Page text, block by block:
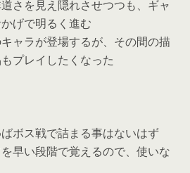
さを見え隠れさせつつも、ギャ
げで明るく進む
ャラが登場するが、その間の描
プレイしたくなった
ボス戦で詰まる事はないはず
早い段階で覚えるので、使いな